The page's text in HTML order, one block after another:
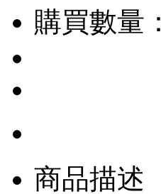
購買數量：
商品描述